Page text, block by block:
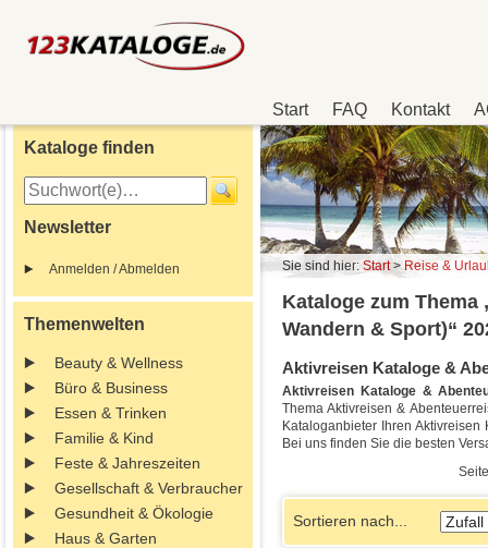
Start FAQ Kontakt
Kataloge finden
Newsletter
Anmelden / Abmelden
Themenwelten
Beauty & Wellness
Büro & Business
Essen & Trinken
Familie & Kind
Feste & Jahreszeiten
Gesellschaft & Verbraucher
Gesundheit & Ökologie
Haus & Garten
Sie sind hier: Start>Reise &
Kataloge zum Thema
Wandern & Sport)“
Aktivreisen Kataloge &
Aktivreisen Kataloge &
Thema Aktivreisen &
Kataloganbieter Ihren
Bei uns finden Sie die besten
Sortieren nach...